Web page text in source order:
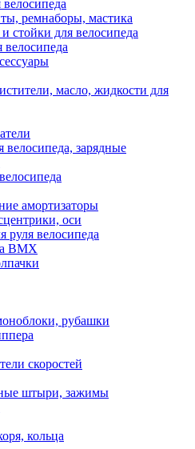
ремнаборы, мастика
стойки для велосипеда
масло, жидкости для
велосипеда, зарядные
амортизаторы
оси
руля велосипеда
BMX
рубашки
скоростей
штыри, зажимы
кольца